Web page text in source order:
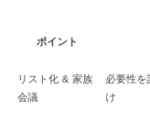
ポイント
リスト化 & 家族
会議
必要性
け